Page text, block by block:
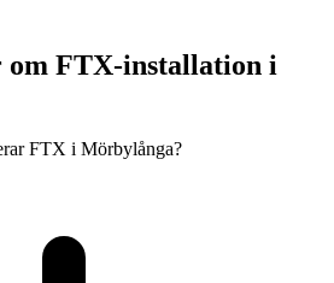
om FTX-installation i
FTX i Mörbylånga?